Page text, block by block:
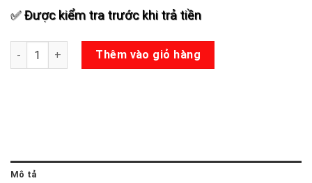
✅ Được kiểm tra trước khi trả tiền
Loa kéo Fushika PK-512 số lượng
Thêm vào giỏ hàng
Mô tả